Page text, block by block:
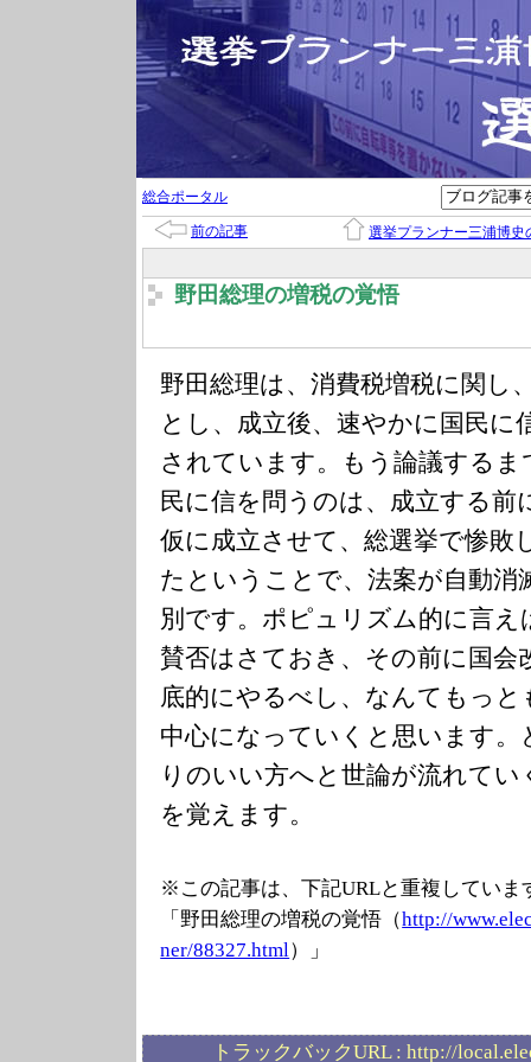
総合ポータル
前の記事 選挙プランナー三浦博史
野田総理の増税の覚悟
野田総理は、消費税増税に関し
とし、成立後、速やかに国民に
されています。もう論議する
民に信を問うのは、成立する
仮に成立させて、総選挙で惨敗
たということで、法案が自動
別です。ポピュリズム的に言え
賛否はさておき、その前に国会
底的にやるべし、なんてもっ
中心になっていくと思います
りのいい方へと世論が流れて
を覚えます。
※この記事は、下記URLと重複していま
「野田総理の増税の覚悟（http://
ner/88327.html ）」
トラックバックURL : http://